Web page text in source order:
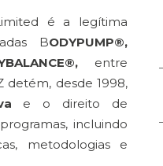
é a legítima
BODYPUMP®,
entre
detém, desde 1998,
e o direito de
incluindo
metodologias e